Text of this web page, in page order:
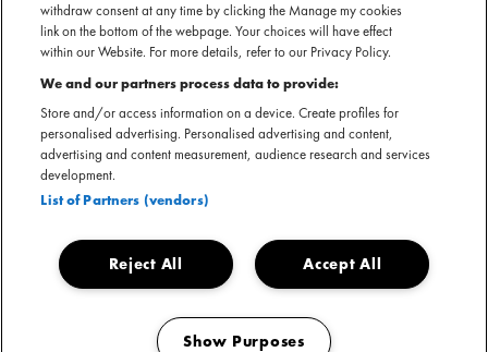
withdraw consent at any time by clicking the Manage my cookies
link on the bottom of the webpage. Your choices will have effect
within our Website. For more details, refer to our Privacy Policy.
We and our partners process data to provide:
Store and/or access information on a device. Create profiles for
personalised advertising. Personalised advertising and content,
advertising and content measurement, audience research and services
development.
List of Partners (vendors)
Accept All
Reject All
Show Purposes